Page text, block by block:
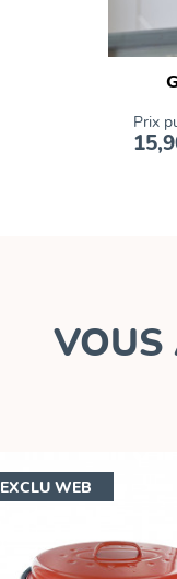
Prix
VOUS
EXCLU WEB